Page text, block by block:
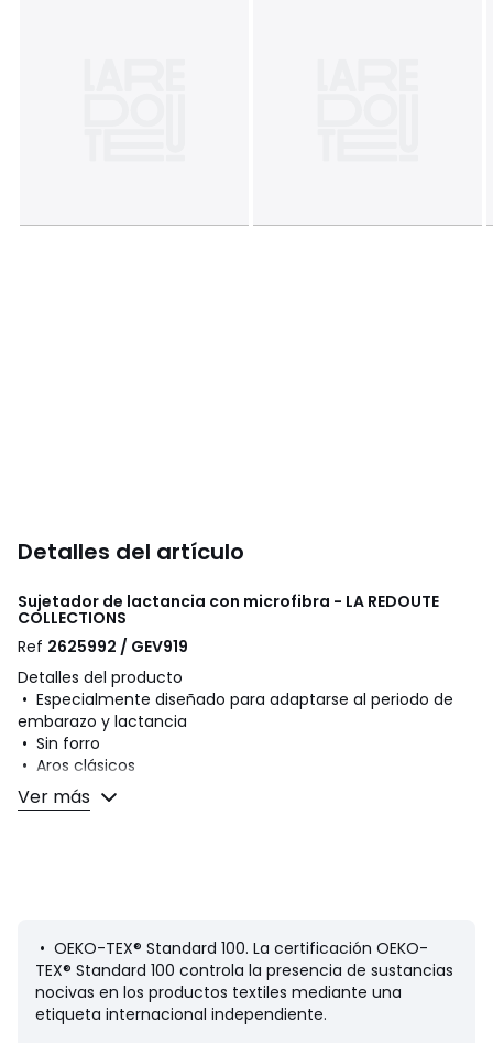
Detalles del artículo
Sujetador de lactancia con microfibra - LA REDOUTE
COLLECTIONS
Ref 2625992 / GEV919
Detalles del producto
• Especialmente diseñado para adaptarse al periodo de
embarazo y lactancia
• Sin forro
• Aros clásicos
Composición y cuidados
• No planchar. No usar lejía
• No usar secadora
• No limpiar en seco
Ver más
• OEKO-TEX® Standard 100. La certificación OEKO-
TEX® Standard 100 controla la presencia de sustancias
nocivas en los productos textiles mediante una
etiqueta internacional independiente.